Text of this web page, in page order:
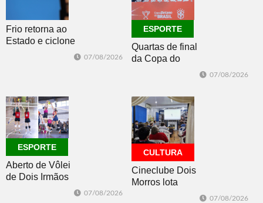
Frio retorna ao
Estado e ciclone
07/08/2026
ESPORTE
Quartas de final
da Copa do
Brasil 2026: veja
do sorteio
07/08/2026
ESPORTE
Aberto de Vôlei
de Dois Irmãos
07/08/2026
CULTURA
Cineclube Dois
Morros lota
07/08/2026